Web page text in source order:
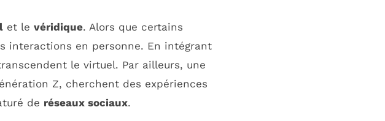
et le véridique. Alors que certains
interactions en personne. En intégrant
le virtuel. Par ailleurs, une
Z, cherchent des expériences
de réseaux sociaux.